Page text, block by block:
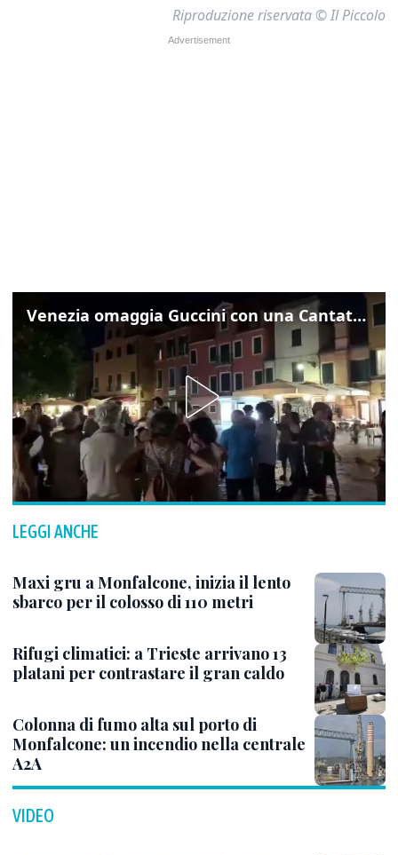
Riproduzione riservata © Il Piccolo
Venezia omaggia Guccini con una Cantata Anarchica in campo Santa Margherita
LEGGI ANCHE
Maxi gru a Monfalcone, inizia il lento
sbarco per il colosso di 110 metri
Rifugi climatici: a Trieste arrivano 13
platani per contrastare il gran caldo
Colonna di fumo alta sul porto di
Monfalcone: un incendio nella centrale
A2A
VIDEO